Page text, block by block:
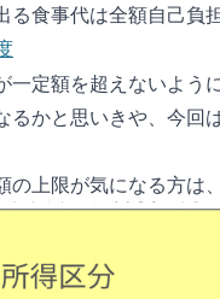
る食事代は全額自己負
一定額を超えないよう
るかと思いきや、今回
の上限が気になる方は